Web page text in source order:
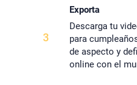
3
Exporta
Descarga tu
para
de aspecto y
online con el